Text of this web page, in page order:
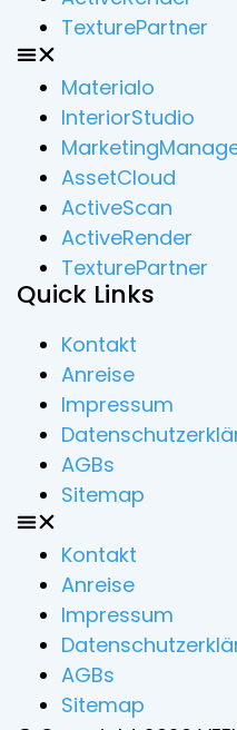
TexturePartner
Materialo
InteriorStudio
AssetCloud
ActiveScan
ActiveRender
TexturePartner
Quick Links
Kontakt
Anreise
Impressum
AGBs
Sitemap
Kontakt
Anreise
Impressum
AGBs
Sitemap